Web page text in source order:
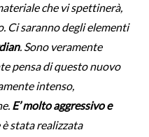
che vi spettinerà,
Ci saranno degli elementi
. Sono veramente
pensa di questo nuovo
intenso,
E’ molto aggressivo e
stata realizzata